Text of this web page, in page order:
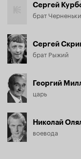
Сергей
брат
Сергей
брат Рыжий
Георгий
царь
Николай
воевода